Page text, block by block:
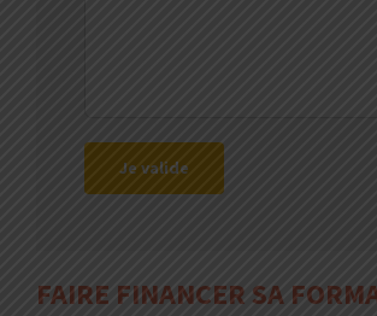
FAIRE FINANCER SA